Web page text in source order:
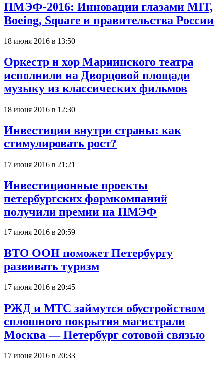
ПМЭФ-2016: Инновации глазами MIT,
Boeing, Square и правительства России
18 июня 2016 в 13:50
Оркестр и хор Мариинского театра
исполнили на Дворцовой площади
музыку из классических фильмов
18 июня 2016 в 12:30
Инвестиции внутри страны: как
стимулировать рост?
17 июня 2016 в 21:21
Инвестиционные проекты
петербургских фармкомпаний
получили премии на ПМЭФ
17 июня 2016 в 20:59
ВТО ООН поможет Петербургу
развивать туризм
17 июня 2016 в 20:45
РЖД и МТС займутся обустройством
сплошного покрытия магистрали
Москва — Петербург сотовой связью
17 июня 2016 в 20:33